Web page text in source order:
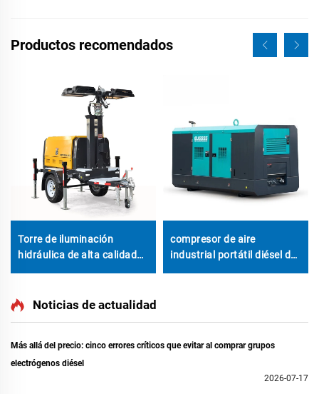
Productos recomendados
Torre de iluminación
hidráulica de alta calidad
construcción y eventos al
compresor de aire
industrial portátil diésel de
Noticias de actualidad
Más allá del precio: cinco errores críticos que evitar al comprar grupos
electrógenos diésel
2026-07-17